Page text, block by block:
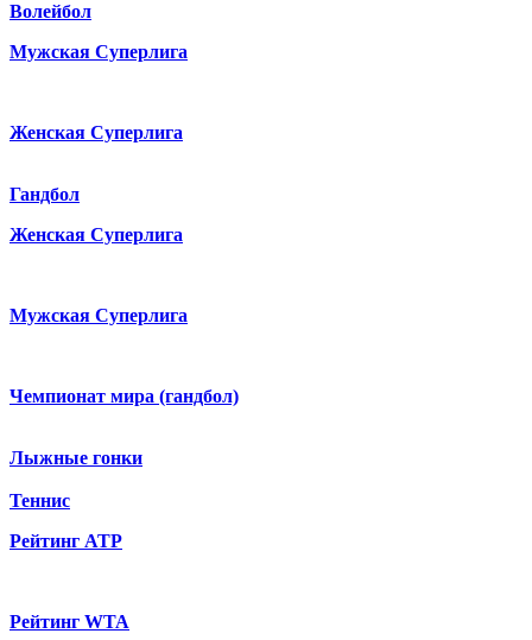
Волейбол
Мужская Суперлига
Женская Суперлига
Гандбол
Женская Суперлига
Мужская Суперлига
Чемпионат мира (гандбол)
Лыжные гонки
Теннис
Рейтинг ATP
Рейтинг WTA